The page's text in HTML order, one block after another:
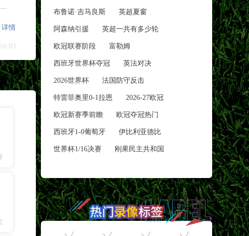
详情
布鲁诺·吉马良斯 英超夏窗
阿森纳引援 英超一共有多少轮
欧冠联赛阶段 富勒姆
西班牙世界杯夺冠 英法对决
2026世界杯 法国防守反击
特雷菲奥里0-1拉恩 2026-27欧冠
欧冠新赛季前瞻 欧冠夺冠热门
西班牙1-0葡萄牙 伊比利亚德比
世界杯1/16决赛 刚果民主共和国